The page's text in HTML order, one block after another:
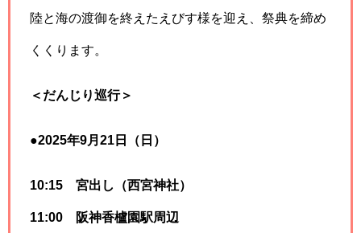
陸と海の渡御を終えたえびす様を迎え、祭典を締め
くくります。
＜だんじり巡行＞
●2025年9月21日（日）
10:15 宮出し（西宮神社）
11:00 阪神香櫨園駅周辺